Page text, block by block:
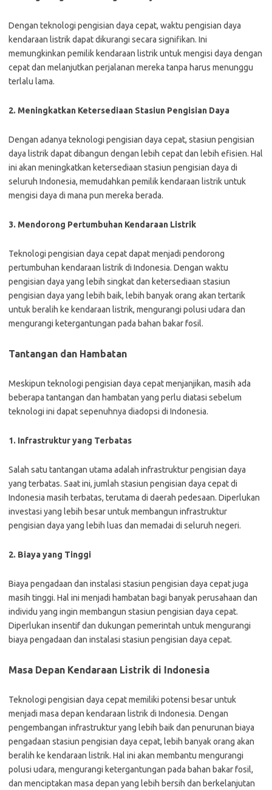
Dengan teknologi pengisian daya cepat, waktu pengisian daya
kendaraan listrik dapat dikurangi secara signifikan. Ini
memungkinkan pemilik kendaraan listrik untuk mengisi daya dengan
cepat dan melanjutkan perjalanan mereka tanpa harus menunggu
terlalu lama.
2. Meningkatkan Ketersediaan Stasiun Pengisian Daya
Dengan adanya teknologi pengisian daya cepat, stasiun pengisian
daya listrik dapat dibangun dengan lebih cepat dan lebih efisien. Hal
ini akan meningkatkan ketersediaan stasiun pengisian daya di
seluruh Indonesia, memudahkan pemilik kendaraan listrik untuk
mengisi daya di mana pun mereka berada.
3. Mendorong Pertumbuhan Kendaraan Listrik
Teknologi pengisian daya cepat dapat menjadi pendorong
pertumbuhan kendaraan listrik di Indonesia. Dengan waktu
pengisian daya yang lebih singkat dan ketersediaan stasiun
pengisian daya yang lebih baik, lebih banyak orang akan tertarik
untuk beralih ke kendaraan listrik, mengurangi polusi udara dan
mengurangi ketergantungan pada bahan bakar fosil.
Tantangan dan Hambatan
Meskipun teknologi pengisian daya cepat menjanjikan, masih ada
beberapa tantangan dan hambatan yang perlu diatasi sebelum
teknologi ini dapat sepenuhnya diadopsi di Indonesia.
1. Infrastruktur yang Terbatas
Salah satu tantangan utama adalah infrastruktur pengisian daya
yang terbatas. Saat ini, jumlah stasiun pengisian daya cepat di
Indonesia masih terbatas, terutama di daerah pedesaan. Diperlukan
investasi yang lebih besar untuk membangun infrastruktur
pengisian daya yang lebih luas dan memadai di seluruh negeri.
2. Biaya yang Tinggi
Biaya pengadaan dan instalasi stasiun pengisian daya cepat juga
masih tinggi. Hal ini menjadi hambatan bagi banyak perusahaan dan
individu yang ingin membangun stasiun pengisian daya cepat.
Diperlukan insentif dan dukungan pemerintah untuk mengurangi
biaya pengadaan dan instalasi stasiun pengisian daya cepat.
Masa Depan Kendaraan Listrik di Indonesia
Teknologi pengisian daya cepat memiliki potensi besar untuk
menjadi masa depan kendaraan listrik di Indonesia. Dengan
pengembangan infrastruktur yang lebih baik dan penurunan biaya
pengadaan stasiun pengisian daya cepat, lebih banyak orang akan
beralih ke kendaraan listrik. Hal ini akan membantu mengurangi
polusi udara, mengurangi ketergantungan pada bahan bakar fosil,
dan menciptakan masa depan yang lebih bersih dan berkelanjutan